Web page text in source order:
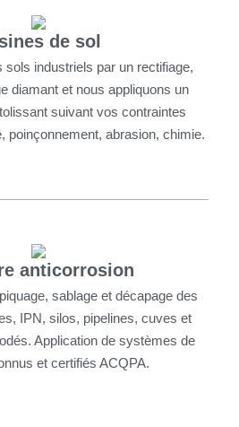
de sol
sols industriels par un rectifiage,
diamant et nous appliquons un
suivant vos contraintes
poinçonnement, abrasion, chimie.
anticorrosion
sablage et décapage des
IPN, silos, pipelines, cuves et
Application de systèmes de
et certifiés ACQPA.